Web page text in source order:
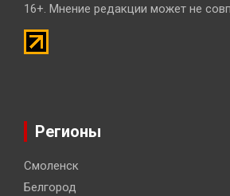
16+. Мнение редакции может не
Регионы
Смоленск
Белгород